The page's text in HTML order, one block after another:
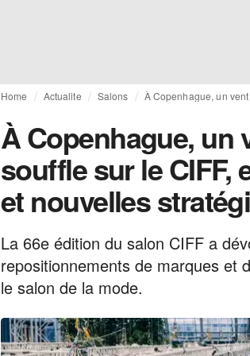
Home Actualite Salons À Copenhague, un
À Copenhague, un
souffle sur le CIFF,
et nouvelles
La 66e édition du salon CIFF a
repositionnements de marques et
le salon de la mode.